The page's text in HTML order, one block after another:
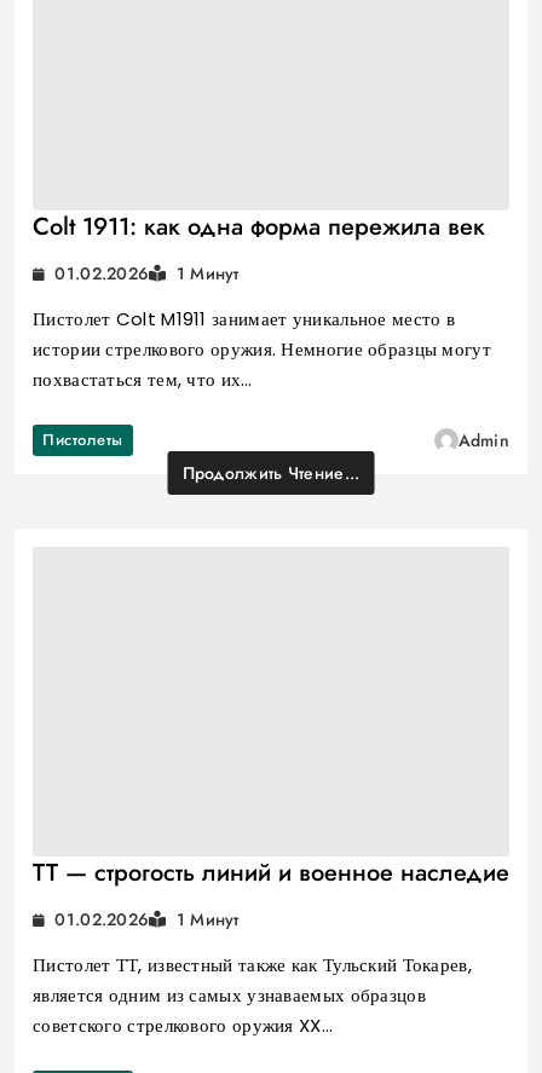
Colt 1911: как одна форма пережила век
01.02.2026 1 Минут
Пистолет Colt M1911 занимает уникальное место в
истории стрелкового оружия. Немногие образцы могут
похвастаться тем, что их…
Пистолеты
Admin
Продолжить Чтение...
ТТ — строгость линий и военное наследие
01.02.2026 1 Минут
Пистолет ТТ, известный также как Тульский Токарев,
является одним из самых узнаваемых образцов
советского стрелкового оружия XX…